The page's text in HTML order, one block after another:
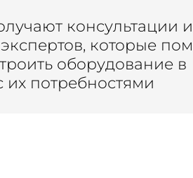
консультации и
которые
оборудование в
их потребностями